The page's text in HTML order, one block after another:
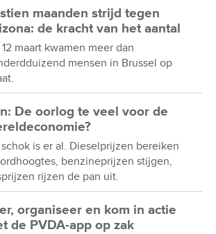
maanden strijd tegen
de kracht van het aantal
maart kwamen meer dan
mensen in Brussel op
De oorlog te veel voor de
is er al. Dieselprijzen bereiken
benzineprijzen stijgen,
rijzen de pan uit.
organiseer en kom in actie
de PVDA-app op zak